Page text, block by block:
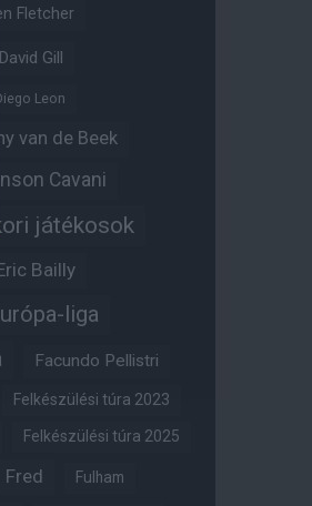
Fletcher
David Gill
Leon
van de Beek
Cavani
játékosok
Bailly
liga
Facundo Pellistri
Felkészülési túra 2023
Felkészülési túra 2025
Fred Fulham